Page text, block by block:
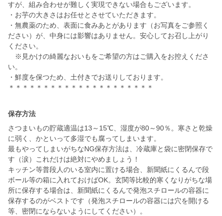
すが、組み合わせが難しく実現できない場合もございます。
・お芋の大きさはお任せとさせていただきます。
・無農薬のため、表面に食みあとがあります（お写真をご参照く
ださい）が、中身には影響はありません。安心してお召し上がり
ください。
※見かけの綺麗なおいもをご希望の方はご購入をお控えくださ
い。
・鮮度を保つため、土付きでお送りしております。
保存方法
さつまいもの貯蔵適温は13～15℃、湿度が80～90％。寒さと乾燥
に弱く、かといって多湿でも腐ってしまいます。
最もやってしまいがちなNG保存方法は、冷蔵庫と袋に密閉保存で
す（涙）これだけは絶対にやめましょう！
キッチン等普段人のいる室内に置ける場合、新聞紙にくるんで段
ボール等の箱に入れておけばOK。玄関等比較的寒くなりがちな場
所に保存する場合は、新聞紙にくるんで発泡スチロールの容器に
保存するのがベストです（発泡スチロールの容器には穴を開ける
等、密閉にならないようにしてください）。